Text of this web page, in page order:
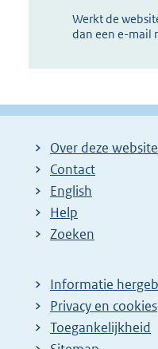
Werkt de
dan een e-mail
Over deze website
Contact
English
Help
Zoeken
Informatie
Privacy en cookies
Toegankelijkheid